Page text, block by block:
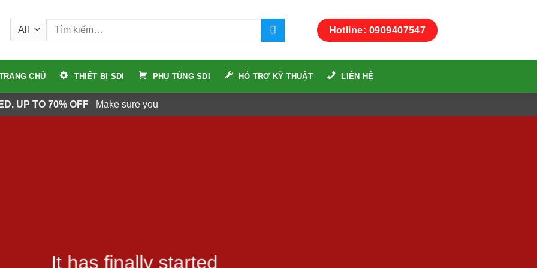
Tìm
Hotline: 0909407547
CHỦ THIẾT BỊ SDI PHỤ TÙNG SDI HỖ TRỢ KỸ THUẬT LIÊN HỆ
UP TO 70% OFF Make sure you
It has finally started